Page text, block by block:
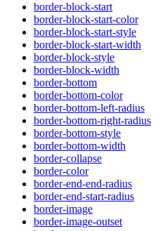
border-block-start
border-block-start-color
border-block-start-style
border-block-start-width
border-block-style
border-block-width
border-bottom
border-bottom-color
border-bottom-left-radius
border-bottom-right-radius
border-bottom-style
border-bottom-width
border-collapse
border-color
border-end-end-radius
border-end-start-radius
border-image
border-image-outset